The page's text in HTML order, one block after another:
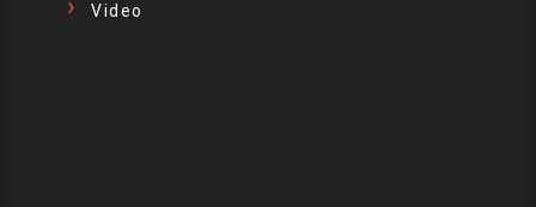
Video